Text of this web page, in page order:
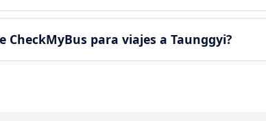
CheckMyBus para viajes a Taunggyi?